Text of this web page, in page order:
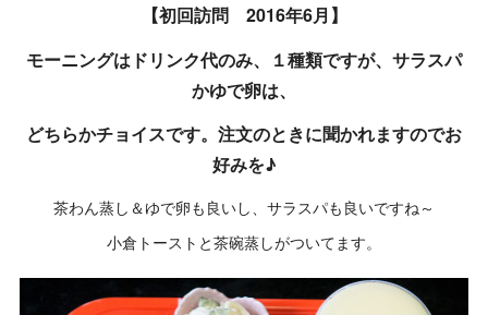
【初回訪問 2016年6月】
モーニングはドリンク代のみ、１種類ですが、サラスパ
かゆで卵は、
どちらかチョイスです。注文のときに聞かれますのでお
好みを♪
茶わん蒸し＆ゆで卵も良いし、サラスパも良いですね～
小倉トーストと茶碗蒸しがついてます。